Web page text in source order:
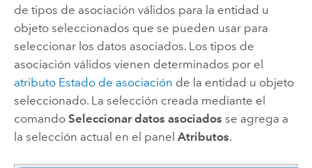
de tipos de asociación válidos para la entidad u
objeto seleccionados que se pueden usar para
seleccionar los datos asociados. Los tipos de
asociación válidos vienen determinados por el
atributo Estado de asociación de la entidad u objeto
seleccionado. La selección creada mediante el
comando Seleccionar datos asociados se agrega a
la selección actual en el panel Atributos.